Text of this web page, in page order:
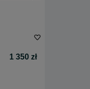
1 350 zł